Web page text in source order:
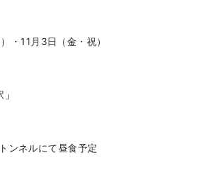
・11月3日（金・祝）
ンネルにて昼食予定